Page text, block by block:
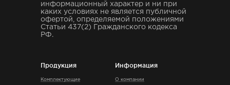
информационный характер и ни при
каких условиях не является публичной
офертой, определяемой положениями
Статьи 437(2) Гражданского кодекса
РФ.
Продукция
Комплектующие
Информация
О компании